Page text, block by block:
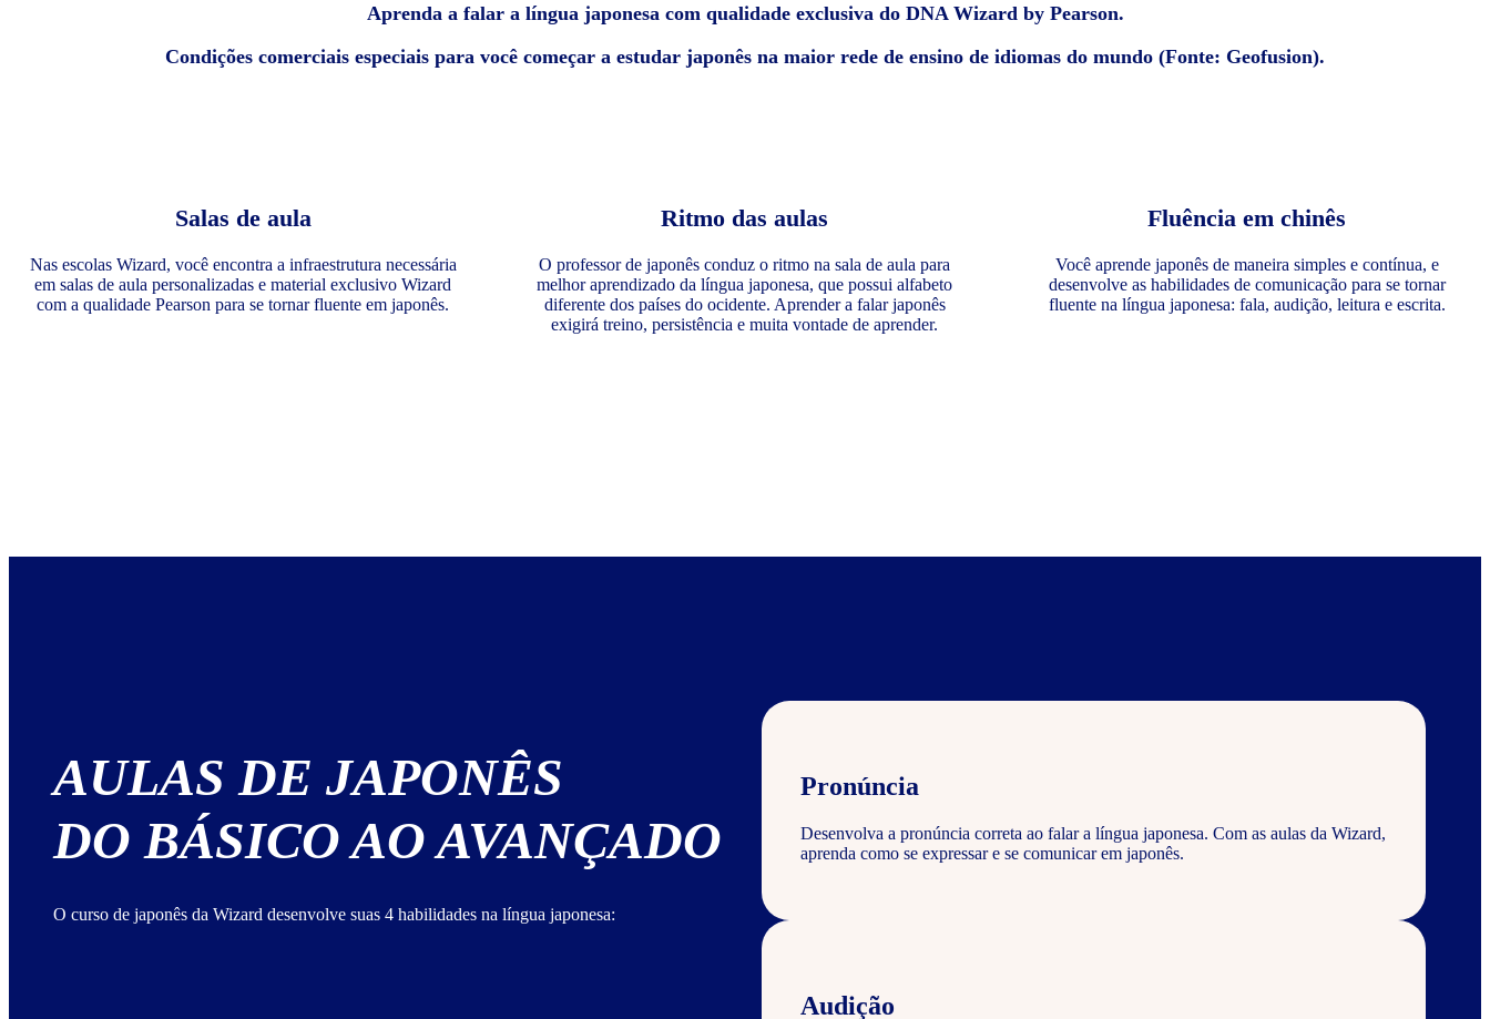
Aprenda a falar a língua japonesa com qualidade exclusiva do DNA Wizard by Pearson.
Condições comerciais especiais para você começar a estudar japonês na maior rede de ensino de idiomas do mundo (Fonte: Geofusion).
Salas de aula
Nas escolas Wizard, você encontra a infraestrutura necessária
em salas de aula personalizadas e material exclusivo Wizard
com a qualidade Pearson para se tornar fluente em japonês.
Ritmo das aulas
O professor de japonês conduz o ritmo na sala de aula para
melhor aprendizado da língua japonesa, que possui alfabeto
diferente dos países do ocidente. Aprender a falar japonês
exigirá treino, persistência e muita vontade de aprender.
Fluência em chinês
Você aprende japonês de maneira simples e contínua, e
desenvolve as habilidades de comunicação para se tornar
fluente na língua japonesa: fala, audição, leitura e escrita.
AULAS DE JAPONÊS
DO BÁSICO AO AVANÇADO
O curso de japonês da Wizard desenvolve suas 4 habilidades na língua japonesa:
Pronúncia
Desenvolva a pronúncia correta ao falar a língua japonesa. Com as aulas da Wizard,
aprenda como se expressar e se comunicar em japonês.
Audição